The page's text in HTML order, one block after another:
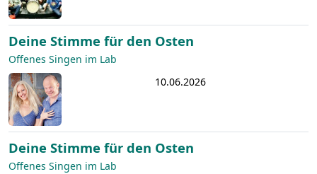
Deine Stimme für den Osten
Offenes Singen im Lab
10.06.2026
Deine Stimme für den Osten
Offenes Singen im Lab